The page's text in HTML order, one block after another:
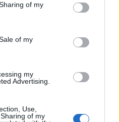
of my
of my
my
Advertising.
Use,
of my
Duna vízszintje,